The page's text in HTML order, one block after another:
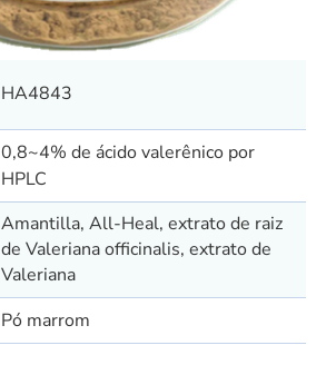
HA4843
0,8~4% de ácido valerênico por
HPLC
Amantilla, All-Heal, extrato de raiz
de Valeriana officinalis, extrato de
Valeriana
Pó marrom